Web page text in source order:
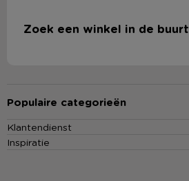
Zoek een winkel in de buurt
Populaire categorieën
Klantendienst
Inspiratie